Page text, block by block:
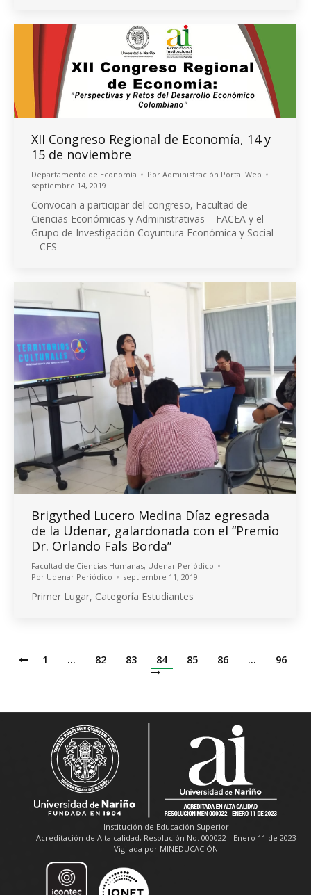
XII Congreso Regional de Economía, 14 y
15 de noviembre
Departamento de Economía Por Administración Portal Web
septiembre 14, 2019
Convocan a participar del congreso, Facultad de
Ciencias Económicas y Administrativas – FACEA y el
Grupo de Investigación Coyuntura Económica y Social
– CES
Brigythed Lucero Medina Díaz egresada
de la Udenar, galardonada con el “Premio
Dr. Orlando Fals Borda”
Facultad de Ciencias Humanas, Udenar Periódico
Por Udenar Periódico septiembre 11, 2019
Primer Lugar, Categoría Estudiantes
1 … 82 83 84 85 86 … 96
Institución de Educación Superior
Acreditación de Alta calidad, Resolución No. 000022 - Enero 11 de 2023
Vigilada por MINEDUCACIÓN